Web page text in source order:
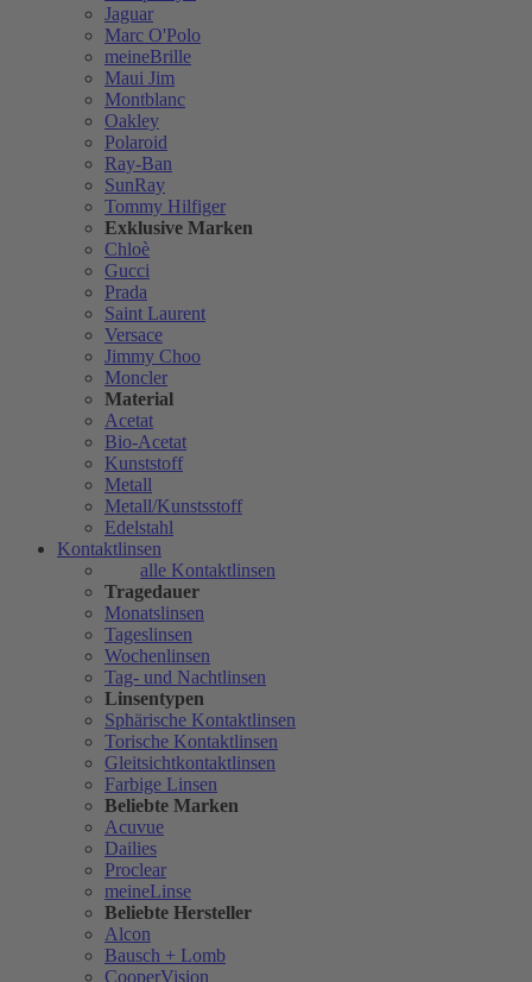
Jaguar
Marc O'Polo
meineBrille
Maui Jim
Montblanc
Oakley
Polaroid
Ray-Ban
SunRay
Tommy Hilfiger
Exklusive Marken
Chloè
Gucci
Prada
Saint Laurent
Versace
Jimmy Choo
Moncler
Material
Acetat
Bio-Acetat
Kunststoff
Metall
Metall/Kunstsstoff
Edelstahl
Kontaktlinsen
alle Kontaktlinsen
Tragedauer
Monatslinsen
Tageslinsen
Wochenlinsen
Tag- und Nachtlinsen
Linsentypen
Sphärische Kontaktlinsen
Torische Kontaktlinsen
Gleitsichtkontaktlinsen
Farbige Linsen
Beliebte Marken
Acuvue
Dailies
Proclear
meineLinse
Beliebte Hersteller
Alcon
Bausch + Lomb
CooperVision